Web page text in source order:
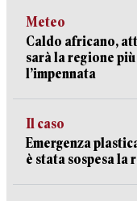
Meteo
Caldo africano,
sarà la regione
l’impennata
Il caso
Emergenza
è stata sospesa la